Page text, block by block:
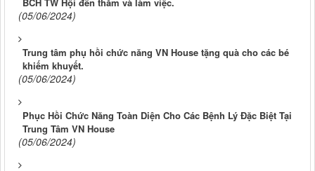
(05/06/2024)
Trung tâm phụ hồi chức năng VN House tặng quà cho các bé
khiếm khuyết.
(05/06/2024)
Phục Hồi Chức Năng Toàn Diện Cho Các Bệnh Lý Đặc Biệt Tại
Trung Tâm VN House
(05/06/2024)